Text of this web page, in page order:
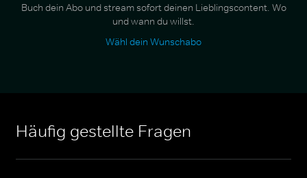
Buch dein Abo und stream sofort deinen Lieblingscontent. Wo
und wann du willst.
Wähl dein Wunschabo
Häufig gestellte Fragen